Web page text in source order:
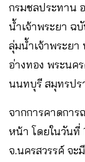
กรมชลประทาน
น้ำเจ้าพระยา ฉ
ลุ่มน้ำเจ้าพระย
อ่างทอง พระนค
นนทบุรี สมุทรปร
จากการคาดการ
หน้า โดยในวันที่
จ.นครสวรรค์ จ